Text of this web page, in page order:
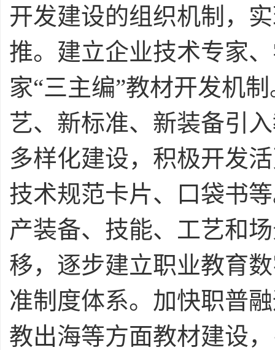
开发建设的组织机制，
推。建立企业技术专家
家“三主编”教材开发机
艺、新标准、新装备引
多样化建设，积极开发
技术规范卡片、口袋书
产装备、技能、工艺和
移，逐步建立职业教育
准制度体系。加快职普
教出海等方面教材建设